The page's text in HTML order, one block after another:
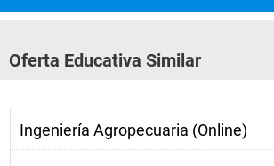
Oferta Educativa Similar
Ingeniería Agropecuaria (Online)